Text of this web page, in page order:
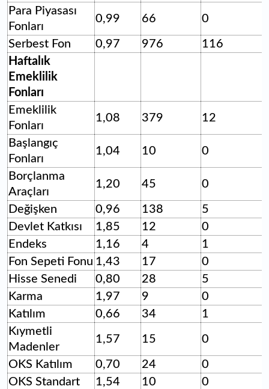
Para Piyasası
Fonları
0,99 66 0
Serbest Fon 0,97 976
116
Haftalık
Emeklilik
Fonları
Emeklilik
Fonları
1,08 379 12
Başlangıç
Fonları
1,04 10 0
Borçlanma
Araçları
1,20 45 0
Değişken 0,96 138
5
Devlet Katkısı
1,85 12
0
Endeks
1,16 4
1
Fon Sepeti Fonu 1,43 17
0
Hisse Senedi
0,80 28
5
Karma
1,97 9
0
Katılım
0,66 34
1
Kıymetli
Madenler
1,57 15 0
OKS Katılım 0,70 24
0
OKS Standart
1,54 10
0